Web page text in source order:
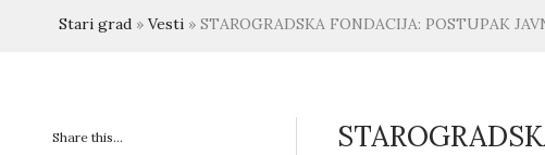
Stari grad » Vesti » STAROGRADSKA FONDACIJA: POSTUPAK
Share this...